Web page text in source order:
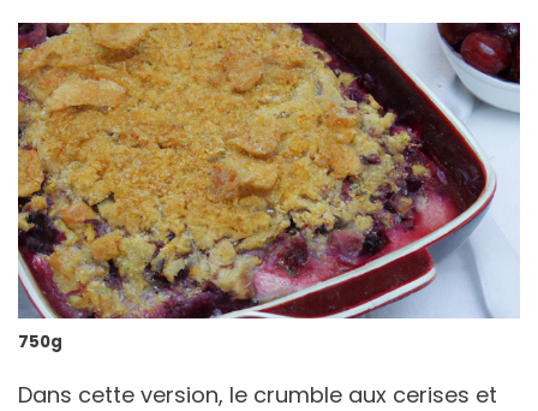
750g
Dans cette version, le crumble aux cerises et